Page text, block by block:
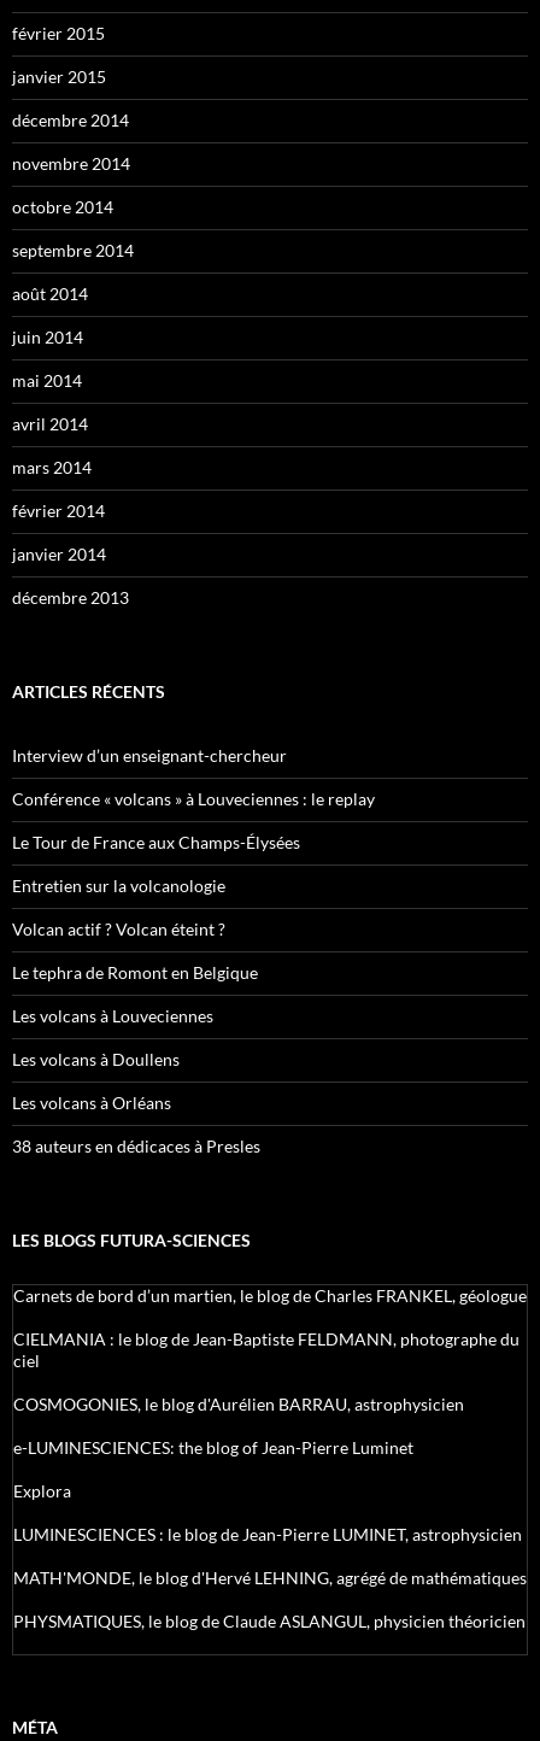
février 2015
janvier 2015
décembre 2014
novembre 2014
octobre 2014
septembre 2014
août 2014
juin 2014
mai 2014
avril 2014
mars 2014
février 2014
janvier 2014
décembre 2013
ARTICLES RÉCENTS
Interview d’un enseignant-chercheur
Conférence « volcans » à Louveciennes : le replay
Le Tour de France aux Champs-Élysées
Entretien sur la volcanologie
Volcan actif ? Volcan éteint ?
Le tephra de Romont en Belgique
Les volcans à Louveciennes
Les volcans à Doullens
Les volcans à Orléans
38 auteurs en dédicaces à Presles
LES BLOGS FUTURA-SCIENCES
Carnets de bord d’un martien, le blog de Charles FRANKEL, géologue
CIELMANIA : le blog de Jean-Baptiste FELDMANN, photographe du
ciel
COSMOGONIES, le blog d'Aurélien BARRAU, astrophysicien
e-LUMINESCIENCES: the blog of Jean-Pierre Luminet
Explora
LUMINESCIENCES : le blog de Jean-Pierre LUMINET, astrophysicien
MATH'MONDE, le blog d'Hervé LEHNING, agrégé de mathématiques
PHYSMATIQUES, le blog de Claude ASLANGUL, physicien théoricien
MÉTA